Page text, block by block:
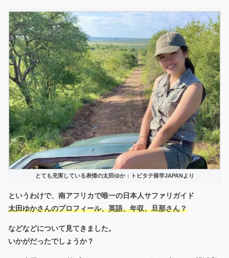
とても充実している表情の太田ゆか：トピタテ留学JAPANより
というわけで、南アフリカで唯一の日本人サファリガイド
太田ゆかさんのプロフィール、英語、年収、旦那さん？
などなどについて見てきました。
いかがだったでしょうか？